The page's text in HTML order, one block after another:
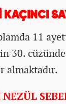
KAÇINCI
11
30.
almaktadır.